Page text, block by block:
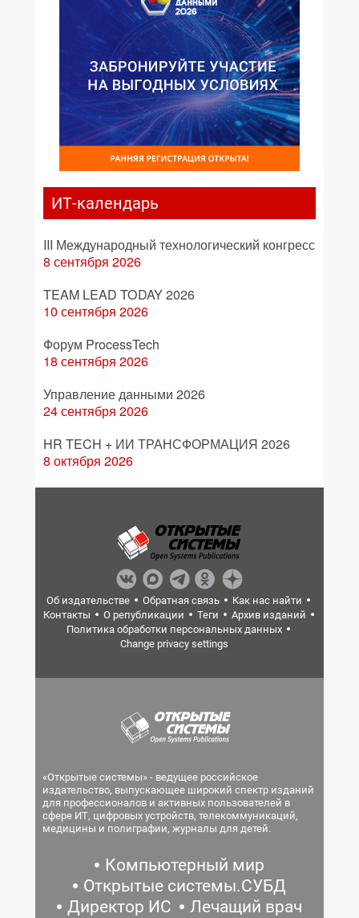
ИТ-календарь
III Международный технологический конгресс
8 сентября 2026
TEAM LEAD TODAY 2026
10 сентября 2026
Форум ProcessTech
18 сентября 2026
Управление данными 2026
24 сентября 2026
HR TECH + ИИ ТРАНСФОРМАЦИЯ 2026
8 октября 2026
Об издательстве Обратная связь
Как нас найти
Контакты
О републикации Теги
Архив изданий
Политика обработки персональных данных
Change privacy settings
«Открытые системы» - ведущее российское
издательство, выпускающее широкий спектр изданий
для профессионалов и активных пользователей в
сфере ИТ, цифровых устройств, телекоммуникаций,
медицины и полиграфии, журналы для детей.
Компьютерный мир
Открытые системы.СУБД
Директор ИС
Лечащий врач